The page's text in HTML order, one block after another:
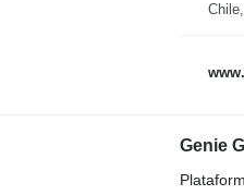
Genie